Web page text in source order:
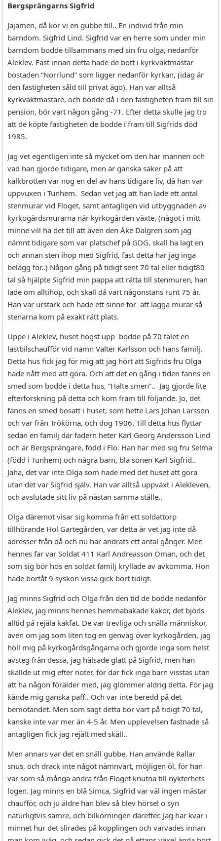
Bergsprängarns Sigfrid
Jajamen, då kör vi en gubbe till.. En individ från min
barndom. Sigfrid Lind. Sigfrid var en herre som under min
barndom bodde tillsammans med sin fru olga, nedanför
Aleklev. Fast innan detta hade de bott i kyrkvaktmästar
bostaden “Norrlund” som ligger nedanför kyrkan, (idag är
den fastigheten såld till privat ägo). Han var alltså
kyrkvaktmästare, och bodde då i den fastigheten fram till sin
pension, bör vart någon gång -71. Efter detta skulle jag tro
att de köpte fastigheten de bodde i fram till Sigfrids död
1985.
Jag vet egentligen inte så mycket om den här mannen och
vad han gjorde tidigare, men är ganska säker på att
kalkbrotten var nog en del av hans tidigare liv, då han var
uppvuxen i Tunhem. Sedan vet jag att han lade ett antal
stenmurar vid Floget, samt antagligen vid utbyggnaden av
kyrkogårdsmurarna när kyrkogården växte, (något i mitt
minne vill ha det till att även den Åke Dalgren som jag
nämnt tidigare som var platschef på GDG, skall ha lagt en
och annan sten ihop med Sigfrid, fast detta har jag inga
belägg för..) Någon gång på tidigt sent 70 tal eller tidigt80
tal så hjälpte Sigfrid min pappa att rätta till stenmuren, han
lade om alltihop, och skall då vart någonstans runt 75 år.
Han var urstark och hade ett sinne för att lägga murar så
stenarna kom på exakt rätt plats.
Uppe i Aleklev, huset högst upp bodde på 70 talet en
lastbilschaufför vid namn Valter Karlsson och hans familj.
Detta hus fick jag för mig att jag hört att Sigfrids fru Olga
hade nått med att göra. Och att det en gång i tiden fanns en
smed som bodde i detta hus, “Halte smen”.. Jag gjorde lite
efterforskning på detta och kom fram till följande. Jo, det
fanns en smed bosatt i huset, som hette Lars Johan Larsson
och var från Trökörna, och dog 1906. Till detta hus flyttar
sedan en familj där fadern heter Karl Georg Andersson Lind
och är Bergsprängare, född i Flo. Han har med sig fru Selma
(född i Tunhem) och några barn, bla sonen Karl Sigfrid..
Jaha, det var inte Olga som hade med det huset att göra
utan det var Sigfrid själv. Han var alltså uppväxt i Alekleven,
och avslutade sitt liv på nästan samma ställe..
Olga däremot visar sig komma från ett soldattorp
tillhörande Hol Gartegården, var detta är vet jag inte då
adresser från då och nu har ändrats ett antal gånger. Men
hennes far var Soldat 411 Karl Andreasson Öman, och det
som sig bör hos en soldat familj kryllade av avkomma. Hon
hade bortåt 9 syskon vissa gick bort tidigt.
Jag minns Sigfrid och Olga från den tid de bodde nedanför
Aleklev, jag minns hennes hemmabakade kakor, det bjöds
alltid på rejäla kakfat. De var trevliga och snälla människor,
även om jag som liten tog en genväg över kyrkogården, jag
höll mig på kyrkogårdsgångarna och gjorde inga som helst
avsteg från dessa, jag hälsade glatt på Sigfrid, men han
skällde ut mig efter noter, för där fick inga barn visstas utan
att ha någon förälder med, jag glömmer aldrig detta. För jag
kände mig ganska paff.. Och var inte beredd på det
bemötandet. Men som sagt detta bör vart på tidigt 70 tal,
kanske inte var mer än 4-5 år. Men upplevelsen fastnade så
antagligen fick jag rejält med skäll..
Men annars var det en snäll gubbe. Han använde Rallar
snus, och drack inte något nämnvärt, möjligen öl, för han
var som så många andra från Floget knutna till nykterhets
logen. Jag minns en blå Simca, Sigfrid var väl ingen mästar
chaufför, och ju äldre han blev så blev hörsel o syn
naturligtvis sämre, och bilkörningen därefter. Jag har kvar i
minnet hur det slirades på kopplingen och varvades innan